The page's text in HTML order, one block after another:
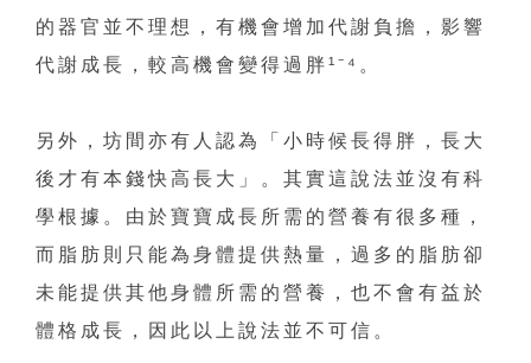
的器官並不理想，有機會增加代謝負擔，影響
代謝成長，較高機會變得過胖¹⁻⁴。
另外，坊間亦有人認為「小時候長得胖，長大
後才有本錢快高長大」。其實這說法並沒有科
學根據。由於寶寶成長所需的營養有很多種，
而脂肪則只能為身體提供熱量，過多的脂肪卻
未能提供其他身體所需的營養，也不會有益於
體格成長，因此以上說法並不可信。